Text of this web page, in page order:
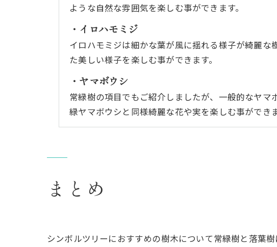
ような自然な雰囲気を楽しむ事ができます。
・イロハモミジ
イロハモミジは細かな葉が風に揺れる様子が綺麗
た美しい様子を楽しむ事ができます。
・ヤマボウシ
常緑樹の項目でもご紹介しましたが、一般的なヤ
緑ヤマボウシと同様綺麗な花や実を楽しむ事ができま
まとめ
シンボルツリーにおすすめの樹木について常緑樹と落葉